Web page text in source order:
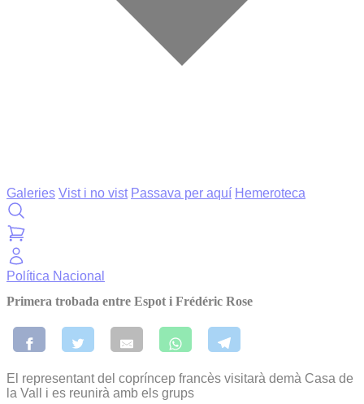
Galeries Vist i no vist Passava per aquí Hemeroteca
Política Nacional
Primera trobada entre Espot i Frédéric Rose
El representant del copríncep francès visitarà demà Casa de
la Vall i es reunirà amb els grups